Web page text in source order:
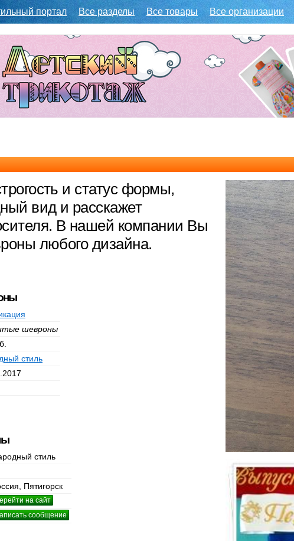
портал Все разделы Все товары Все организации
и статус формы,
вид и расскажет
В нашей компании Вы
любого дизайна.
шевроны
стиль
стиль
Пятигорск
на сайт
сообщение